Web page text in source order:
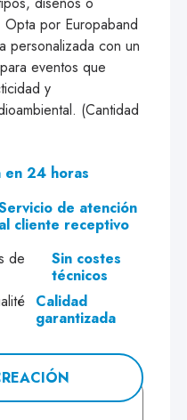
Opta por Europaband
personalizada con un
eventos que
y
(Cantidad
en 24 horas
de atención
al cliente receptivo
Sin costes
técnicos
Calidad
garantizada